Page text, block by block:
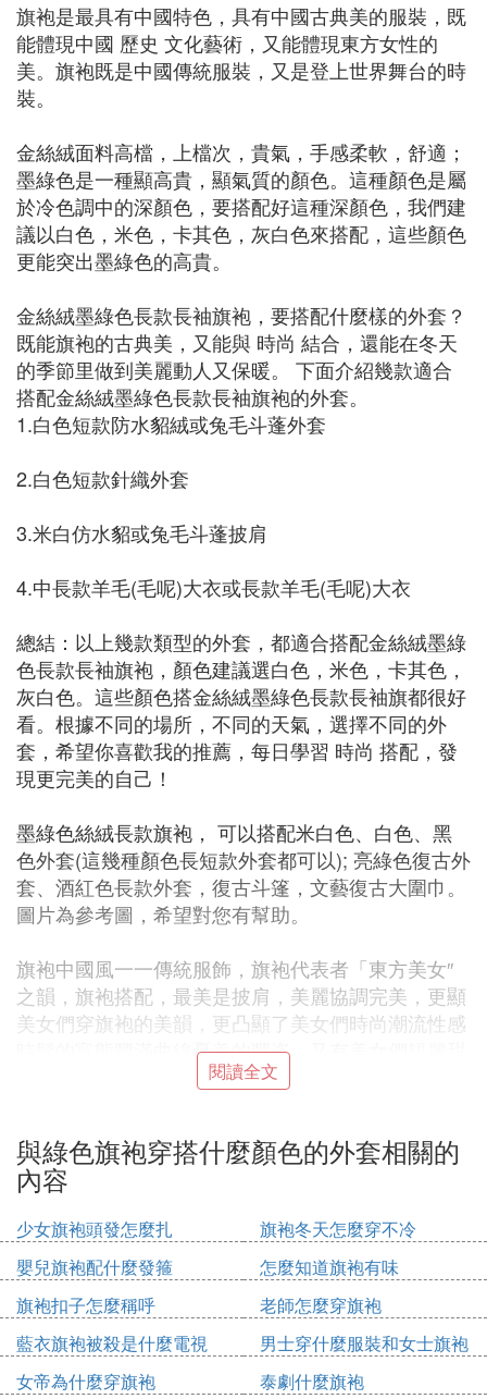
旗袍是最具有中國特色，具有中國古典美的服裝，既
能體現中國 歷史 文化藝術，又能體現東方女性的
美。旗袍既是中國傳統服裝，又是登上世界舞台的時
裝。
金絲絨面料高檔，上檔次，貴氣，手感柔軟，舒適；
墨綠色是一種顯高貴，顯氣質的顏色。這種顏色是屬
於冷色調中的深顏色，要搭配好這種深顏色，我們建
議以白色，米色，卡其色，灰白色來搭配，這些顏色
更能突出墨綠色的高貴。
金絲絨墨綠色長款長袖旗袍，要搭配什麼樣的外套？
既能旗袍的古典美，又能與 時尚 結合，還能在冬天
的季節里做到美麗動人又保暖。 下面介紹幾款適合
搭配金絲絨墨綠色長款長袖旗袍的外套。
1.白色短款防水貂絨或兔毛斗蓬外套
2.白色短款針織外套
3.米白仿水貂或兔毛斗蓬披肩
4.中長款羊毛(毛呢)大衣或長款羊毛(毛呢)大衣
總結：以上幾款類型的外套，都適合搭配金絲絨墨綠
色長款長袖旗袍，顏色建議選白色，米色，卡其色，
灰白色。這些顏色搭金絲絨墨綠色長款長袖旗都很好
看。根據不同的場所，不同的天氣，選擇不同的外
套，希望你喜歡我的推薦，每日學習 時尚 搭配，發
現更完美的自己！
墨綠色絲絨長款旗袍， 可以搭配米白色、白色、黑
色外套(這幾種顏色長短款外套都可以); 亮綠色復古外
套、酒紅色長款外套，復古斗篷，文藝復古大圍巾。
圖片為參考圖，希望對您有幫助。
旗袍中國風一一傳統服飾，旗袍代表者「東方美女″
之韻，旗袍搭配，最美是披肩，美麗協調完美，更顯
美女們穿旗袍的美韻，更凸顯了美女們時尚潮流性感
時髦的富態豐滿曲線憂美的豐姿。又有美女們靚麗甜
美清新帥氣可愛魅力風度，更顯美女們時尚潮流美麗
文化象徵意義。
旗袍是最能體現典雅古韻、古典東方之美的服飾，淋
漓盡致地彰顯出女子的端莊溫婉，優雅氣質。旗袍的
剪裁是精雕細琢、非常考究的，外套就像起了一個體
現性格的作用，不同款式、面料的外套搭配效果差異
是很大的。
閱讀全文
與綠色旗袍穿搭什麼顏色的外套相關的
內容
少女旗袍頭發怎麼扎
旗袍冬天怎麼穿不冷
嬰兒旗袍配什麼發箍
怎麼知道旗袍有味
旗袍扣子怎麼稱呼
老師怎麼穿旗袍
藍衣旗袍被殺是什麼電視
男士穿什麼服裝和女士旗袍
搭配圖片欣賞
女帝為什麼穿旗袍 泰劇什麼旗袍